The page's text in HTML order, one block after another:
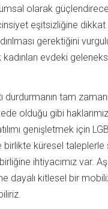
olarak
eşitsizliğine
gerektiğini
evdeki
durdurmanın tam
olduğu gibi
genişletmek için
birlikte küresel
ihtiyacımız var.
dayalı kitlesel bir